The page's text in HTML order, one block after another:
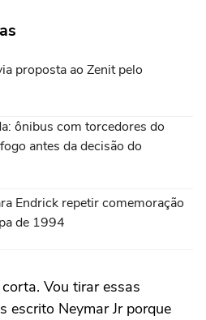
proposta ao Zenit pelo
ônibus com torcedores do
antes da decisão do
Endrick repetir comemoração
de 1994
Vou tirar essas
escrito Neymar Jr porque